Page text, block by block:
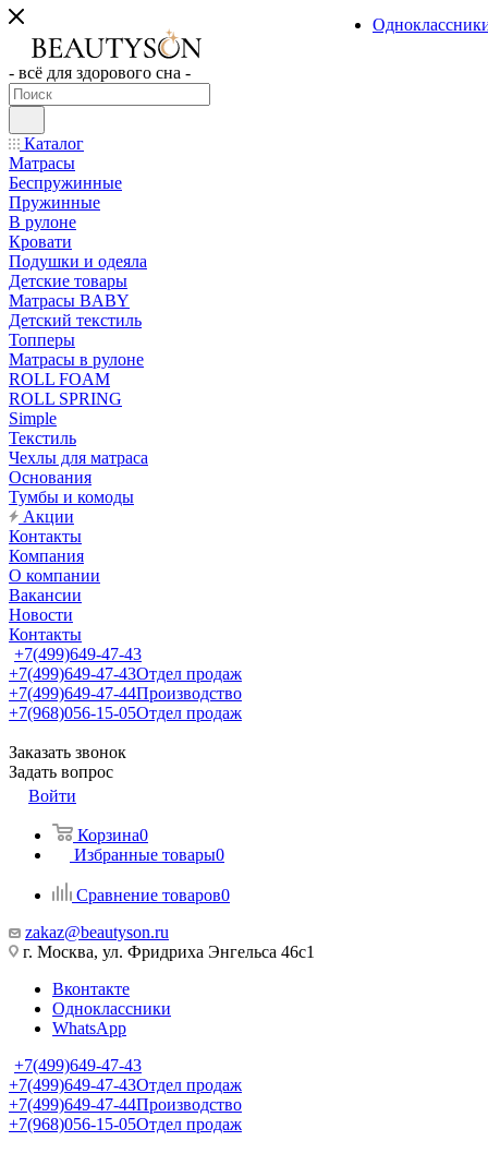
- всё для здорового сна -
Каталог
Матрасы
Беспружинные
Пружинные
В рулоне
Кровати
Подушки и одеяла
Детские товары
Матрасы BABY
Детский текстиль
Топперы
Матрасы в рулоне
ROLL FOAM
ROLL SPRING
Simple
Текстиль
Чехлы для матраса
Основания
Тумбы и комоды
Акции
Контакты
Компания
О компании
Вакансии
Новости
Контакты
+7(499)649-47-43
+7(499)649-47-43Отдел продаж
+7(499)649-47-44Производство
+7(968)056-15-05Отдел продаж
Заказать звонок
Задать вопрос
Войти
Корзина0
Избранные товары0
Сравнение товаров0
zakaz@beautyson.ru
г. Москва, ул. Фридриха Энгельса 46с1
Вконтакте
Одноклассники
WhatsApp
+7(499)649-47-43
+7(499)649-47-43Отдел продаж
+7(499)649-47-44Производство
+7(968)056-15-05Отдел продаж